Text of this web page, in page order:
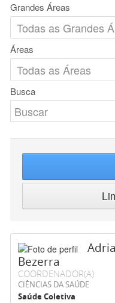
Grandes Áreas
Áreas
Busca
Bezerra
COORDENADOR(A)
CIÊNCIAS DA SAÚDE
Saúde Coletiva